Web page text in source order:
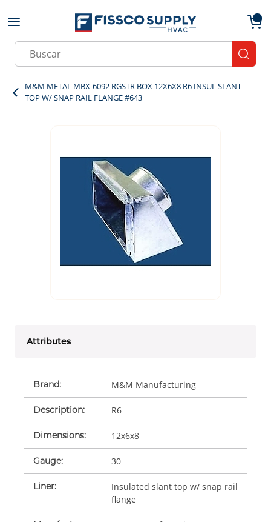
Skip to main content
Site Search
M&M METAL MBX-6092 RGSTR BOX 12X6X8 R6 INSUL SLANT
TOP W/ SNAP RAIL FLANGE #643
Attributes
Brand: M&M Manufacturing
Description: R6
Dimensions: 12x6x8
Gauge: 30
Liner:
Insulated slant top w/ snap rail
flange